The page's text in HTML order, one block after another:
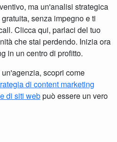
ma un'analisi strategica
senza impegno e ti
Clicca qui, parlaci del tuo
che stai perdendo. Inizia ora
in un centro di profitto.
scopri come
di content marketing
di siti webpuò essere un vero